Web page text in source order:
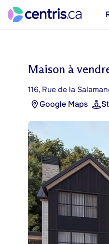
Maison à
116, Rue de la
Google Maps